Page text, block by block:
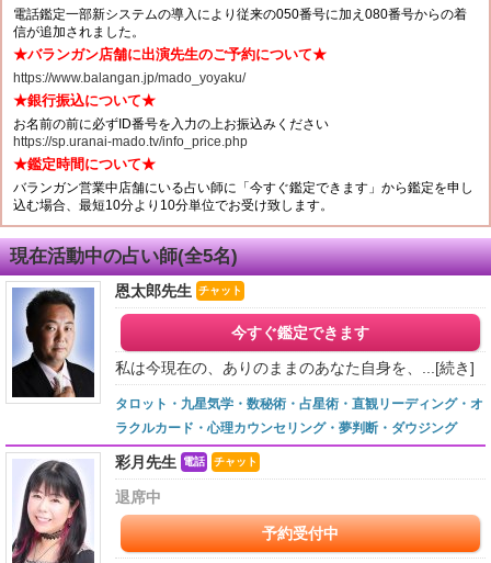
電話鑑定一部新システムの導入により従来の050番号に加え080番号からの着
信が追加されました。
★バランガン店舗に出演先生のご予約について★
https://www.balangan.jp/mado_yoyaku/
★銀行振込について★
お名前の前に必ずID番号を入力の上お振込みください
https://sp.uranai-mado.tv/info_price.php
★鑑定時間について★
バランガン営業中店舗にいる占い師に「今すぐ鑑定できます」から鑑定を申し
込む場合、最短10分より10分単位でお受け致します。
現在活動中の占い師(全5名)
恩太郎先生 チャット
今すぐ鑑定できます
私は今現在の、ありのままのあなた自身を、... [続き]
タロット・九星気学・数秘術・占星術・直観リーディング・オ
ラクルカード・心理カウンセリング・夢判断・ダウジング
彩月先生 電話 チャット
退席中
予約受付中